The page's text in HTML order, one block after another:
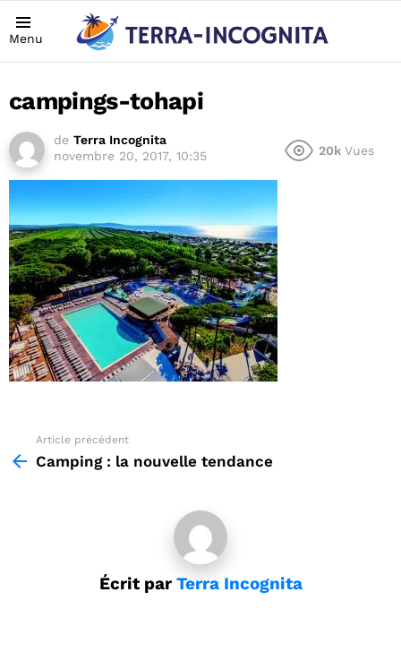
Menu
campings-tohapi
de Terra Incognita
novembre 20, 2017, 10:35
20k Vues
more
Article précédent
Camping : la nouvelle tendance
Écrit par Terra Incognita